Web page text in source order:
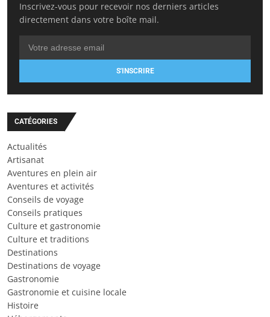
Inscrivez-vous pour recevoir nos derniers articles
directement dans votre boîte mail.
S'INSCRIRE
CATÉGORIES
Actualités
Artisanat
Aventures en plein air
Aventures et activités
Conseils de voyage
Conseils pratiques
Culture et gastronomie
Culture et traditions
Destinations
Destinations de voyage
Gastronomie
Gastronomie et cuisine locale
Histoire